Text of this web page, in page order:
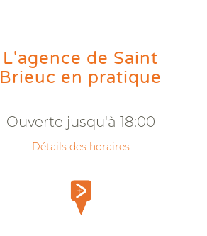
L'agence de Saint
Brieuc en pratique
Ouverte jusqu'à 18:00
Détails des horaires